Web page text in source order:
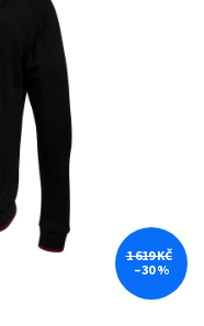
1 619 KČ
–30 %